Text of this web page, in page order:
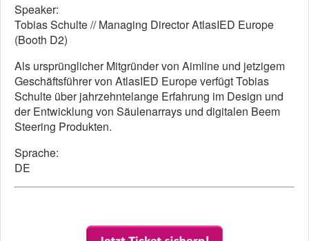
Speaker:
Tobias Schulte // Managing Director AtlasIED Europe
(Booth D2)
Als ursprünglicher Mitgründer von Aimline und jetzigem
Geschäftsführer von AtlasIED Europe verfügt Tobias
Schulte über jahrzehntelange Erfahrung im Design und
der Entwicklung von Säulenarrays und digitalen Beem
Steering Produkten.
Sprache:
DE